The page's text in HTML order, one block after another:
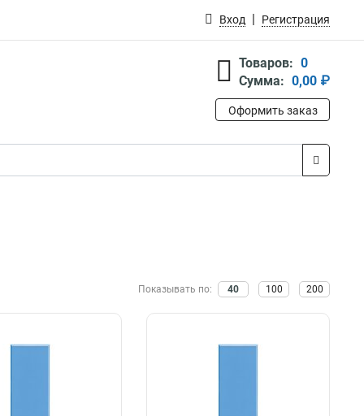
Вход Регистрация
Товаров: 0
Сумма: 0,00 ₽
Оформить заказ
Показывать по: 40 100 200